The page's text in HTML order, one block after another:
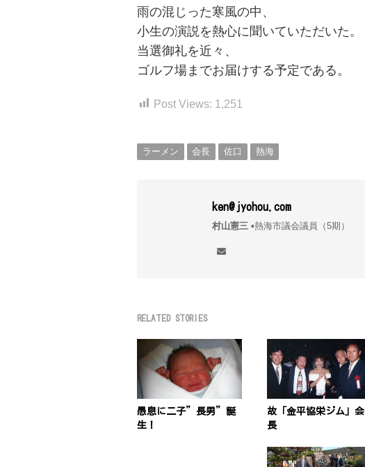
雨の混じった寒風の中、
小生の演説を熱心に聞いていただいた。
当選御礼を近々、
ゴルフ場までお届けする予定である。
Post Views: 1,251
ラーメン 会長 佐口 熱海
ken@jyohou.com
村山憲三 ▪︎熱海市議会議員（5期）
RELATED STORIES
愚息に二子”長男”誕
生！
故「金平協栄ジム」会
長